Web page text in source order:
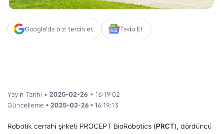
Google'da bizi tercih et Takip Et
Yayın Tarihi • 2025-02-26 • 16:19:02
Güncelleme • 2025-02-26 • 16:19:13
Robotik cerrahi şirketi PROCEPT BioRobotics (PRCT), dördüncü